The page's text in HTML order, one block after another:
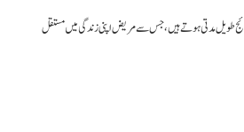
طویل مدتی ہوتے ہیں، جس سے مریض اپنی زندگی میں مستقل